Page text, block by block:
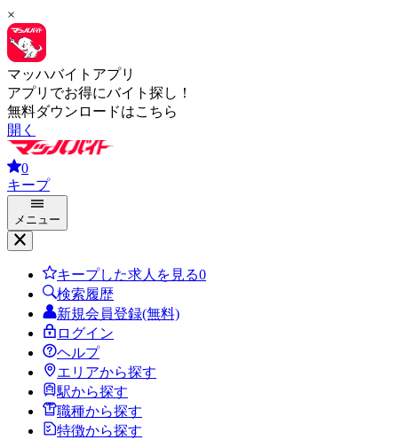
×
マッハバイトアプリ
アプリでお得にバイト探し！
無料ダウンロードはこちら
開く
0
キープ
メニュー
キープした求人を見る0
検索履歴
新規会員登録(無料)
ログイン
ヘルプ
エリアから探す
駅から探す
職種から探す
特徴から探す